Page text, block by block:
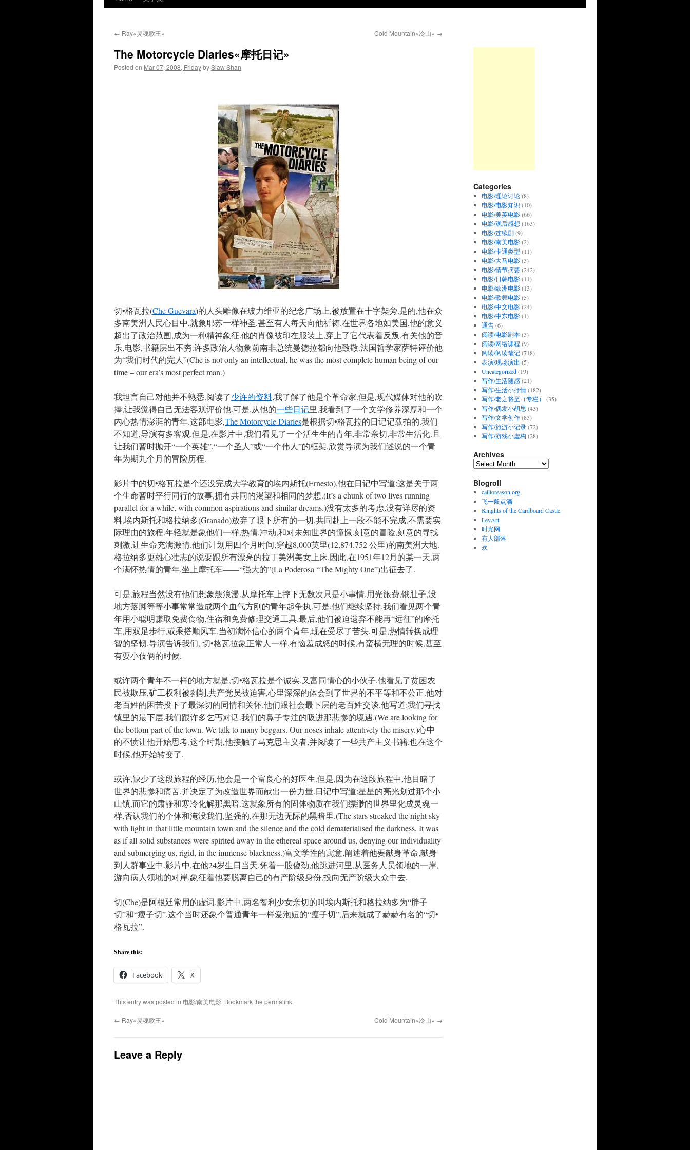
← Ray«灵魂歌王» Cold Mountain«冷山» →
The Motorcycle Diaries«摩托日记»
Posted on Mar 07, 2008, FridaybySiaw Shan
切•格瓦拉(Che Guevara)的人头雕像在玻力维亚的纪念广场上,被放置在十字架旁.是的,他在众
多南美洲人民心目中,就象耶苏一样神圣.甚至有人每天向他祈祷.在世界各地如美国,他的意义
超出了政治范围,成为一种精神象征.他的肖像被印在服装上,穿上了它代表着反叛.有关他的音
乐,电影,书籍层出不穷.许多政治人物象前南非总统曼德拉都向他致敬.法国哲学家萨特评价他
为“我们时代的完人”(Che is not only an intellectual, he was the most complete human being of our
time – our era’s most perfect man.)
我坦言自己对他并不熟悉.阅读了少许的资料,我了解了他是个革命家.但是,现代媒体对他的吹
捧,让我觉得自己无法客观评价他.可是,从他的一些日记里,我看到了一个文学修养深厚和一个
内心热情澎湃的青年.这部电影,The Motorcycle Diaries是根据切•格瓦拉的日记记载拍的.我们
不知道,导演有多客观.但是,在影片中,我们看见了一个活生生的青年,非常亲切,非常生活化.且
让我们暂时抛开“一个英雄”,“一个圣人”或“一个伟人”的框架,欣赏导演为我们述说的一个青
年为期九个月的冒险历程.
影片中的切•格瓦拉是个还没完成大学教育的埃内斯托(Ernesto).他在日记中写道:这是关于两
个生命暂时平行同行的故事,拥有共同的渴望和相同的梦想.(It’s a chunk of two lives running
parallel for a while, with common aspirations and similar dreams.)没有太多的考虑,没有详尽的资
料,埃内斯托和格拉纳多(Granado)放弃了眼下所有的一切,共同赴上一段不能不完成,不需要实
际理由的旅程.年轻就是象他们一样,热情,冲动,和对未知世界的憧憬.刻意的冒险,刻意的寻找
刺激,让生命充满激情.他们计划用四个月时间,穿越8,000英里(12,874.752 公里)的南美洲大地.
格拉纳多更雄心壮志的说要跟所有漂亮的拉丁美洲美女上床.因此,在1951年12月的某一天,两
个满怀热情的青年,坐上摩托车——“强大的”(La Poderosa “The Mighty One”)出征去了.
可是,旅程当然没有他们想象般浪漫.从摩托车上摔下无数次只是小事情.用光旅费,饿肚子,没
地方落脚等等小事常常造成两个血气方刚的青年起争执.可是,他们继续坚持.我们看见两个青
年用小聪明赚取免费食物,住宿和免费修理交通工具.最后,他们被迫遗弃不能再“远征”的摩托
车,用双足步行,或乘搭顺风车.当初满怀信心的两个青年,现在受尽了苦头.可是,热情转换成理
智的坚韧.导演告诉我们, 切•格瓦拉象正常人一样,有恼羞成怒的时候,有蛮横无理的时候,甚至
有耍小伎俩的时候.
或许两个青年不一样的地方就是,切•格瓦拉是个诚实,又富同情心的小伙子.他看见了贫困农
民被欺压,矿工权利被剥削,共产党员被迫害,心里深深的体会到了世界的不平等和不公正.他对
老百姓的困苦投下了最深切的同情和关怀.他们跟社会最下层的老百姓交谈.他写道:我们寻找
镇里的最下层.我们跟许多乞丐对话.我们的鼻子专注的吸进那悲惨的境遇.(We are looking for
the bottom part of the town. We talk to many beggars. Our noses inhale attentively the misery.)心中
的不愤让他开始思考.这个时期,他接触了马克思主义者,并阅读了一些共产主义书籍.也在这个
时候,他开始转变了.
或许,缺少了这段旅程的经历,他会是一个富良心的好医生.但是,因为在这段旅程中,他目睹了
世界的悲惨和痛苦,并决定了为改造世界而献出一份力量.日记中写道:星星的亮光划过那个小
山镇,而它的肃静和寒冷化解那黑暗.这就象所有的固体物质在我们缥缈的世界里化成灵魂一
样,否认我们的个体和淹没我们,坚强的,在那无边无际的黑暗里.(The stars streaked the night sky
with light in that little mountain town and the silence and the cold dematerialised the darkness. It was
as if all solid substances were spirited away in the ethereal space around us, denying our individuality
and submerging us, rigid, in the immense blackness.)富文学性的寓意,阐述着他要献身革命,献身
到人群事业中.影片中,在他24岁生日当天,凭着一股傻劲,他跳进河里,从医务人员领地的一岸,
游向病人领地的对岸,象征着他要脱离自己的有产阶级身份,投向无产阶级大众中去.
切(Che)是阿根廷常用的虚词.影片中,两名智利少女亲切的叫埃内斯托和格拉纳多为“胖子
切”和“瘦子切”.这个当时还象个普通青年一样爱泡妞的“瘦子切”,后来就成了赫赫有名的“切•
格瓦拉”.
Share this:
Facebook X
This entry was posted in 电影/南美电影. Bookmark the permalink.
← Ray«灵魂歌王» Cold Mountain«冷山» →
Leave a Reply
Categories
电影/理论讨论(8)
电影/电影知识 (10)
电影/美英电影(66)
电影/观后感想 (163)
电影/连续剧(9)
电影/南美电影(2)
电影/卡通类型 (11)
电影/大马电影(3)
电影/情节摘要(242)
电影/日韩电影(11)
电影/欧洲电影(13)
电影/歌舞电影(5)
电影/中文电影(24)
电影/中东电影(1)
通告(6)
阅读/电影剧本(3)
阅读/网络课程 (9)
阅读/阅读笔记(718)
表演/现场演出 (5)
Uncategorized(19)
写作/生活随感(21)
写作/生活小抒情(182)
写作/老之将至（专栏）
(35)
写作/偶发小胡思 (43)
写作/文学创作(83)
写作/旅游小记录(72)
写作/游戏小虚构 (28)
Archives
Archives
Blogroll
calltoreason.org
飞一般点滴
Knights of the Cardboard Castle
LevArt
时光网
有人部落
欢